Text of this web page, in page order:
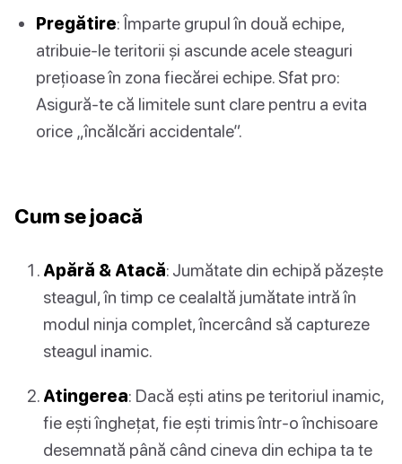
Pregătire: Împarte grupul în două echipe,
atribuie-le teritorii și ascunde acele steaguri
prețioase în zona fiecărei echipe. Sfat pro:
Asigură-te că limitele sunt clare pentru a evita
orice „încălcări accidentale”.
Cum se joacă
Apără & Atacă: Jumătate din echipă păzește
steagul, în timp ce cealaltă jumătate intră în
modul ninja complet, încercând să captureze
steagul inamic.
Atingerea: Dacă ești atins pe teritoriul inamic,
fie ești înghețat, fie ești trimis într-o închisoare
desemnată până când cineva din echipa ta te